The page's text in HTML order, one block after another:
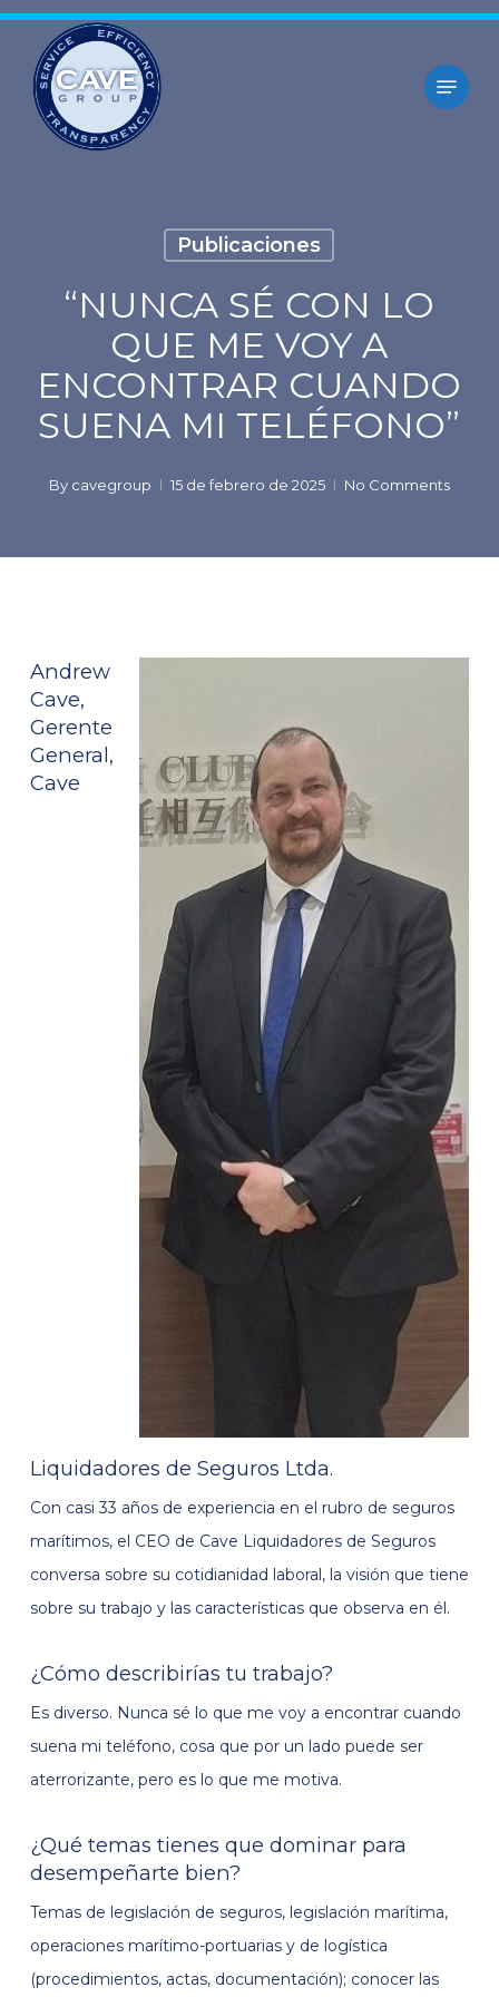
Skip
main
content
Menu
Publicaciones
“NUNCA SÉ CON LO
QUE ME VOY A
ENCONTRAR CUANDO
SUENA MI TELÉFONO”
By cavegroup 15 de febrero de 2025 No Comments
Andrew
Cave,
Gerente
General,
Cave
Liquidadores de Seguros Ltda.
Con casi 33 años de experiencia en el rubro de seguros
marítimos, el CEO de Cave Liquidadores de Seguros
conversa sobre su cotidianidad laboral, la visión que tiene
sobre su trabajo y las características que observa en él.
¿Cómo describirías tu trabajo?
Es diverso. Nunca sé lo que me voy a encontrar cuando
suena mi teléfono, cosa que por un lado puede ser
aterrorizante, pero es lo que me motiva.
¿Qué temas tienes que dominar para
desempeñarte bien?
Temas de legislación de seguros, legislación marítima,
operaciones marítimo-portuarias y de logística
(procedimientos, actas, documentación); conocer las